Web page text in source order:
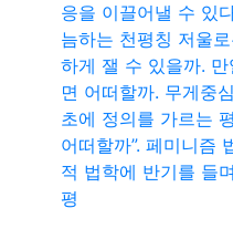
응을 이끌어낼 수 있
늠하는 천평칭 저울
하게 잴 수 있을까.
면 어떠할까. 무게중
초에 정의를 가르는
어떠할까”. 페미니즘
적 법학에 반기를 들
평